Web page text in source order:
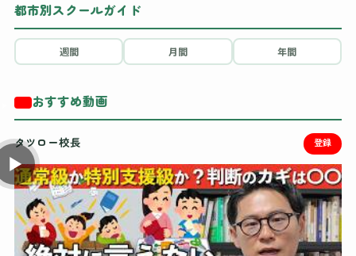
都市別スクールガイド
週間 月間 年間
おすすめ動画
タツロー校長 登録